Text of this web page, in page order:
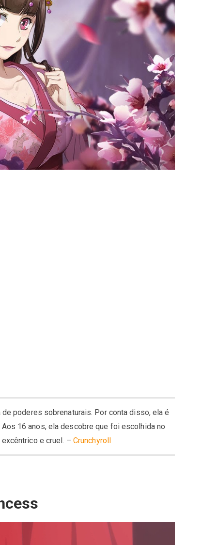
poderes sobrenaturais. Por conta disso, ela é
16 anos, ela descobre que foi escolhida no
e cruel. – Crunchyroll